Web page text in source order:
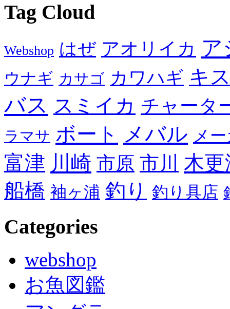
Tag Cloud
Webshop はぜ アオリイカ ア
ウナギ カサゴ カワハギ キ
バス スミイカ チャータ
ラマサ ボート メバル メ
富津 川崎 市原 市川 木更
船橋 袖ヶ浦 釣り 釣り具店
Categories
webshop
お魚図鑑